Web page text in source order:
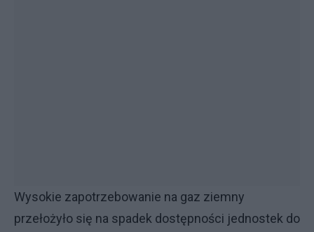
Wysokie zapotrzebowanie na gaz ziemny
przełożyło się na spadek dostępności jednostek do